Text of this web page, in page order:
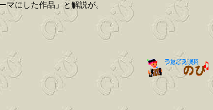
にした作品」と解説が。